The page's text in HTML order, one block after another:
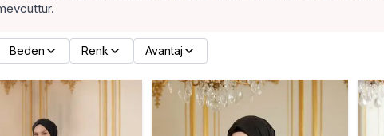
Beden Renk Avantaj